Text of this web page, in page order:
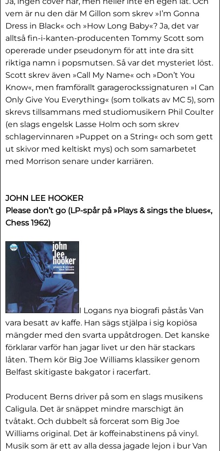
vem är nu den där M Gillon som skrev »I’m Gonna
Dress in Black« och »How Long Baby«? Ja, det var
alltså fin-i-kanten-producenten Tommy Scott som
opererade under pseudonym för att inte dra sitt
riktiga namn i popsmutsen. Så var det mysteriet löst.
Scott skrev även »Call My Name« och »Don’t You
Know«, men framförallt garagerockssignaturen »I Can
Only Give You Everything« (som tolkats av MC 5), som
skrevs tillsammans med studiomusikern Phil Coulter
(en slags engelsk Lasse Holm och som skrev
schlagervinnaren »Puppet on a String« och som gett
ut skivor med keltiskt mys) och som samarbetet
med Morrison senare under karriären.
JOHN LEE HOOKER
Please don’t go (LP-spår på »Plays & sings the blues«,
Chess 1962)
I Logans nya biografi påstås Van
vara besatt av kaffe. Han sägs stjälpa i sig kopiösa
mängder med den svarta uppåtdrogen. Det kanske
förklarar varför han jagar livet ur den här stackars
låten. Them kör Big Joe Williams klassiker genom
Belfast skitigaste bakgator i racerfart.
Producent Berns driver på som en slags musikens
Caligula. Det är snäppet mindre marschigt än
tvåtakt. Och dubbelt så forcerat som Big Joe
Williams original. Det är koffeinabstinens på vinyl.
Musik som är ett av alla dessa jagade lejon i bur Van